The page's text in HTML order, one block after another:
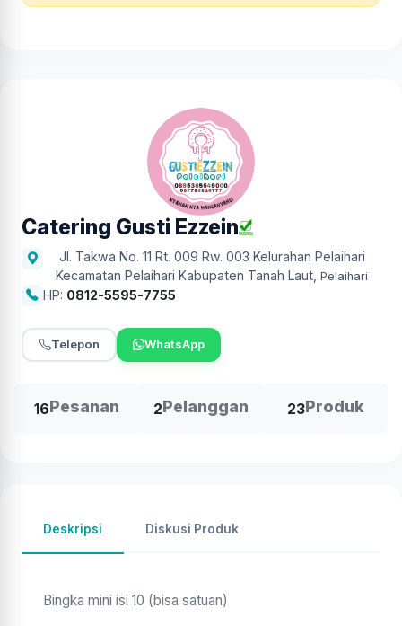
Catering Gusti Ezzein
Jl. Takwa No. 11 Rt. 009 Rw. 003 Kelurahan Pelaihari
Kecamatan Pelaihari Kabupaten Tanah Laut Pelaihari
HP: 0812-5595-7755
Telepon WhatsApp
16Pesanan 2Pelanggan 23Produk
Deskripsi Diskusi Produk
Bingka mini isi 10 (bisa satuan)